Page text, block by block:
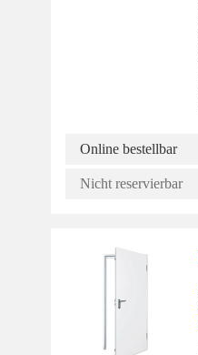
Online bestellbar
Nicht reservierbar